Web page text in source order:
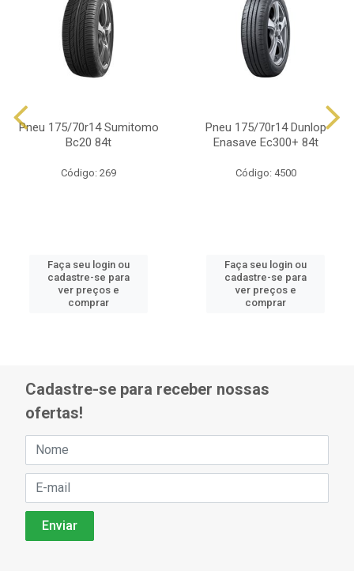
Pneu 175/70r14 Sumitomo
Bc20 84t
Código: 269
Faça seu login ou
cadastre-se para
ver preços e
comprar
Pneu 175/70r14 Dunlop
Enasave Ec300+ 84t
Código: 4500
Faça seu login ou
cadastre-se para
ver preços e
comprar
Cadastre-se para receber nossas
ofertas!